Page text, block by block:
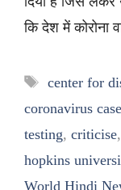
कि देश में
Tags
center for
coronavirus
testing, criticise,
hopkins
World Hindi